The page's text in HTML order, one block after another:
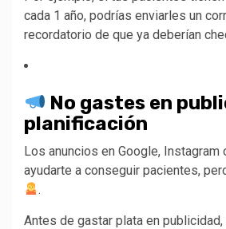
cada 1 año, podrías enviarles un
recordatorio de que ya deberían
No gastes en
planificación
Los anuncios en Google, Instagram
ayudarte a conseguir pacientes,
.
Antes de gastar plata en